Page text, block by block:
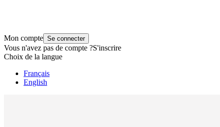
Mon compte Se connecter
Vous n'avez pas de compte ?S'inscrire
Choix de la langue
Français
English